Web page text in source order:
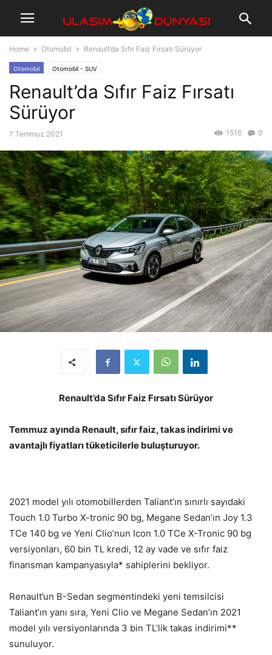
Home Otomobil Renault’da Sıfır Faiz Fırsatı Sürüyor
Otomobil Otomobil - SUV
Renault’da Sıfır Faiz Fırsatı
Sürüyor
7 Temmuz 2021 0
1516
Renault’da Sıfır Faiz Fırsatı Sürüyor
Temmuz ayında Renault, sıfır faiz, takas indirimi ve
avantajlı fiyatları tüketicilerle buluşturuyor.
2021 model yılı otomobillerden Taliant’ın sınırlı sayıdaki
Touch 1.0 Turbo X-tronic 90 bg, Megane Sedan’ın Joy 1.3
TCe 140 bg ve Yeni Clio’nun Icon 1.0 TCe X-Tronic 90 bg
versiyonları, 60 bin TL kredi, 12 ay vade ve sıfır faiz
finansman kampanyasıyla* sahiplerini bekliyor.
Renault’un B-Sedan segmentindeki yeni temsilcisi
Taliant’ın yanı sıra, Yeni Clio ve Megane Sedan’ın 2021
model yılı versiyonlarında 3 bin TL’lik takas indirimi**
sunuluyor.